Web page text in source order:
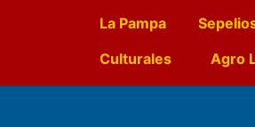
La Pampa
Culturales
Agro